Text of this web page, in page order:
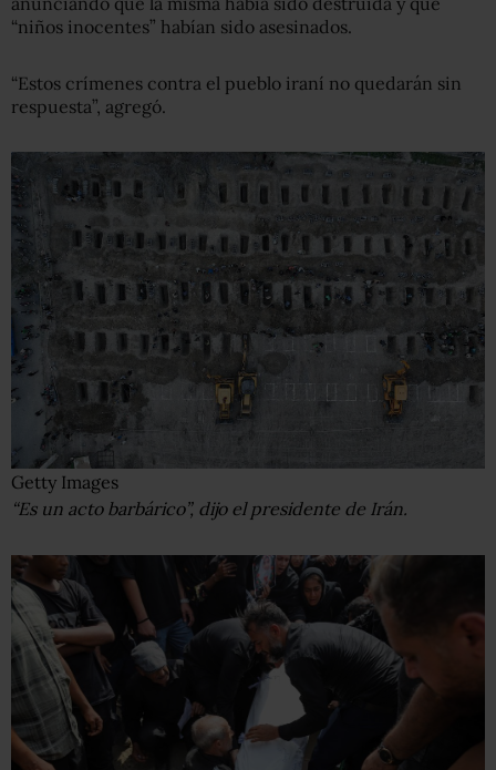
“niños inocentes” habían sido asesinados.
“Estos crímenes contra el pueblo iraní no quedarán sin
respuesta”, agregó.
Getty Images
“Es un acto barbárico”, dijo el presidente de Irán.